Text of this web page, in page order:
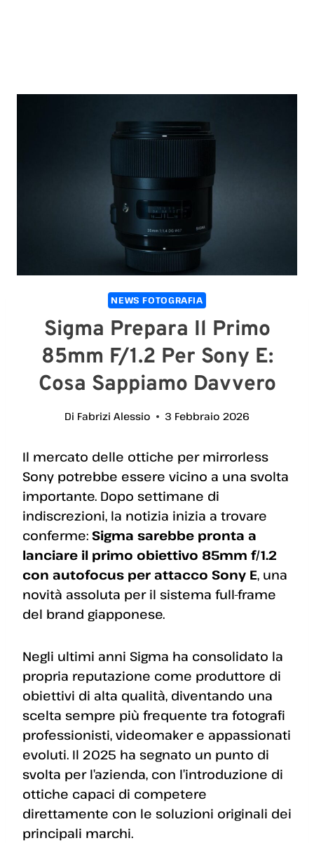
NEWS FOTOGRAFIA
Sigma Prepara Il Primo
85mm F/1.2 Per Sony E:
Cosa Sappiamo Davvero
Di Fabrizi Alessio 3 Febbraio 2026
Il mercato delle ottiche per mirrorless
Sony potrebbe essere vicino a una svolta
importante. Dopo settimane di
indiscrezioni, la notizia inizia a trovare
conferme: Sigma sarebbe pronta a
lanciare il primo obiettivo 85mm f/1.2
con autofocus per attacco Sony E, una
novità assoluta per il sistema full-frame
del brand giapponese.
Negli ultimi anni Sigma ha consolidato la
propria reputazione come produttore di
obiettivi di alta qualità, diventando una
scelta sempre più frequente tra fotografi
professionisti, videomaker e appassionati
evoluti. Il 2025 ha segnato un punto di
svolta per l’azienda, con l’introduzione di
ottiche capaci di competere
direttamente con le soluzioni originali dei
principali marchi.